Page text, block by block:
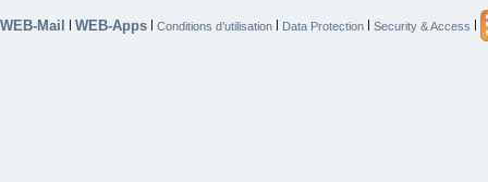
WEB-Mail | WEB-Apps | Conditions d’utilisation | Data Protection | Security & Access |